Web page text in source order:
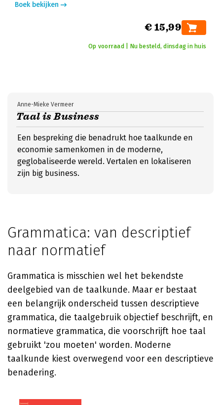
Boek bekijken
€ 15,99
Op voorraad | Nu besteld, dinsdag in huis
Taal is Business
Anne-Mieke Vermeer
Een bespreking die benadrukt hoe taalkunde en
economie samenkomen in de moderne,
geglobaliseerde wereld. Vertalen en lokaliseren
zijn big business.
Grammatica: van descriptief
naar normatief
Grammatica is misschien wel het bekendste
deelgebied van de taalkunde. Maar er bestaat
een belangrijk onderscheid tussen descriptieve
grammatica, die taalgebruik objectief beschrijft, en
normatieve grammatica, die voorschrijft hoe taal
gebruikt 'zou moeten' worden. Moderne
taalkunde kiest overwegend voor een descriptieve
benadering.